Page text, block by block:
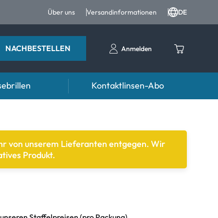
Über uns Versandinformationen DE
NACHBESTELLEN Anmelden
FAQ
Zubehör
Kontaktlinsen-Abo
von unserem Lieferanten entgegen. Wir
Produkt.